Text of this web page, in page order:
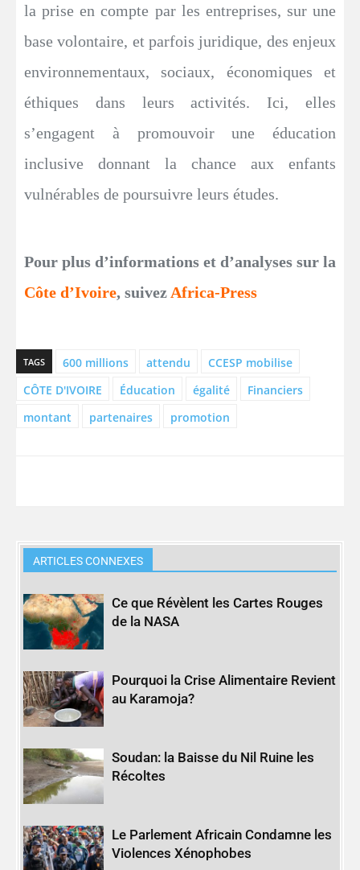
la prise en compte par les entreprises, sur une
base volontaire, et parfois juridique, des enjeux
environnementaux, sociaux, économiques et
éthiques dans leurs activités. Ici, elles
s’engagent à promouvoir une éducation
inclusive donnant la chance aux enfants
vulnérables de poursuivre leurs études.
Pour plus d’informations et d’analyses sur la
Côte d’Ivoire, suivez Africa-Press
TAGS 600 millions attendu
CCESP mobilise
CÔTE D'IVOIRE
Éducation égalité
Financiers
montant
partenaires promotion
ARTICLES CONNEXES
Ce que Révèlent les Cartes Rouges
de la NASA
Pourquoi la Crise Alimentaire Revient
au Karamoja?
Soudan: la Baisse du Nil Ruine les
Récoltes
Le Parlement Africain Condamne les
Violences Xénophobes